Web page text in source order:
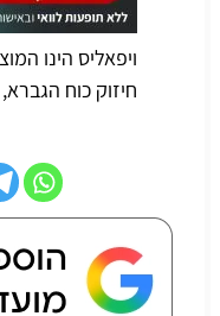
ויפאליס הינו
חיזוק כוח